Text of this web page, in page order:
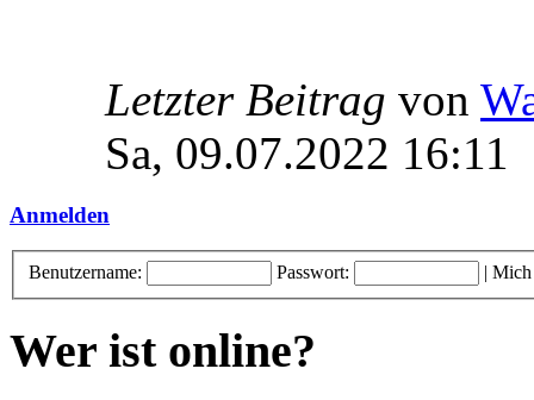
Letzter Beitrag von
Sa, 09.07.2022 16:11
Anmelden
Benutzername: Passwort: | Mich
Wer ist online?